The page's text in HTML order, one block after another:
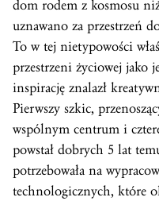
dom rodem z kosmosu
uznawano za przestrzeń
To w tej nietypowości
przestrzeni życiowej jako
inspirację znalazł
Pierwszy szkic,
wspólnym centrum i
powstał dobrych 5 lat
potrzebowała na
technologicznych, które